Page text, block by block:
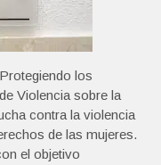
los
Violencia sobre la
contra la violencia
de las mujeres.
el objetivo